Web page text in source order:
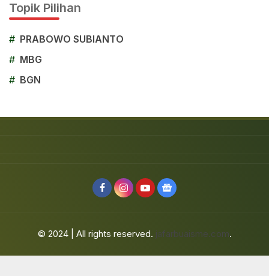
Topik Pilihan
# PRABOWO SUBIANTO
# MBG
# BGN
© 2024 | All rights reserved. jafarbuaisme.com.